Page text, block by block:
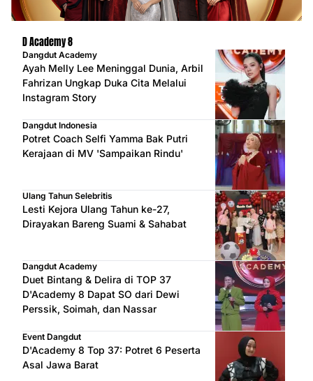
D Academy 8
Dangdut Academy
Ayah Melly Lee Meninggal Dunia, Arbil
Fahrizan Ungkap Duka Cita Melalui
Instagram Story
Dangdut Indonesia
Potret Coach Selfi Yamma Bak Putri
Kerajaan di MV 'Sampaikan Rindu'
Ulang Tahun Selebritis
Lesti Kejora Ulang Tahun ke-27,
Dirayakan Bareng Suami & Sahabat
Dangdut Academy
Duet Bintang & Delira di TOP 37
D'Academy 8 Dapat SO dari Dewi
Perssik, Soimah, dan Nassar
Event Dangdut
D'Academy 8 Top 37: Potret 6 Peserta
Asal Jawa Barat